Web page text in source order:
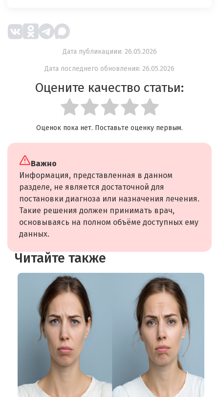
Дата публикациии: 26.05.2026
Дата последнего обновления: 26.05.2026
Оцените качество статьи:
Оценок пока нет. Поставьте оценку первым.
Важно
Информация, представленная в данном
разделе, не является достаточной для
постановки диагноза или назначения лечения.
Такие решения должен принимать врач,
основываясь на полном объёме доступных ему
данных.
Читайте также